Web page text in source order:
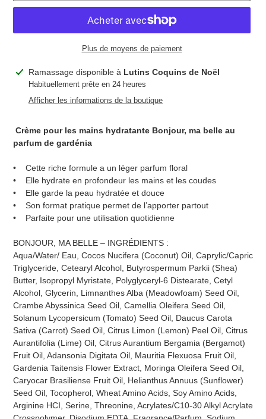
Plus de moyens de paiement
Ajout
produit
panier
Ramassage disponible à Lutins Coquins de Noël
Habituellement prête en 24 heures
Afficher les informations de la boutique
Crème pour les mains hydratante Bonjour, ma belle au
parfum de gardénia
• Cette riche formule a un léger parfum floral
• Elle hydrate en profondeur les mains et les coudes
• Elle garde la peau hydratée et douce
• Son format pratique permet de l’apporter partout
• Parfaite pour une utilisation quotidienne
BONJOUR, MA BELLE – INGRÉDIENTS :
Aqua/Water/ Eau, Cocos Nucifera (Coconut) Oil, Caprylic/Capric
Triglyceride, Cetearyl Alcohol, Butyrospermum Parkii (Shea)
Butter, Isopropyl Myristate, Polyglyceryl-6 Distearate, Cetyl
Alcohol, Glycerin, Limnanthes Alba (Meadowfoam) Seed Oil,
Crambe Abyssinica Seed Oil, Camellia Oleifera Seed Oil,
Solanum Lycopersicum (Tomato) Seed Oil, Daucus Carota
Sativa (Carrot) Seed Oil, Citrus Limon (Lemon) Peel Oil, Citrus
Aurantifolia (Lime) Oil, Citrus Aurantium Bergamia (Bergamot)
Fruit Oil, Adansonia Digitata Oil, Mauritia Flexuosa Fruit Oil,
Gardenia Taitensis Flower Extract, Moringa Oleifera Seed Oil,
Caryocar Brasiliense Fruit Oil, Helianthus Annuus (Sunflower)
Seed Oil, Tocopherol, Wheat Amino Acids, Soy Amino Acids,
Arginine HCI, Serine, Threonine, Acrylates/C10-30 Alkyl Acrylate